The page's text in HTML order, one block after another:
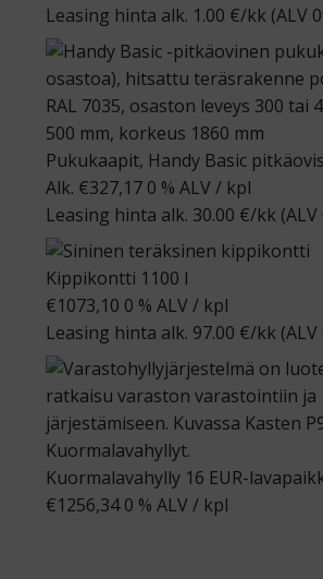
Leasing hinta alk. 1.00 €/kk (ALV
Pukukaapit, Handy Basic
Alk. €327,17 0 % ALV/ kpl
Leasing hinta alk. 30.00 €/kk (ALV
Kippikontti 1100 l
€1073,10 0 % ALV/ kpl
Leasing hinta alk. 97.00 €/kk (ALV
Kuormalavahylly 16 EUR-
€1256,34 0 % ALV/ kpl